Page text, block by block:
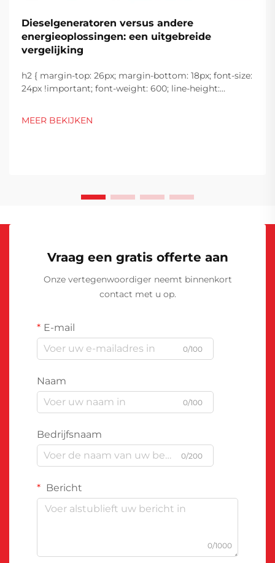
Dieselgeneratoren versus andere
energieoplossingen: een uitgebreide
vergelijking
h2 { margin-top: 26px; margin-bottom: 18px; font-size:
24px !important; font-weight: 600; line-height:
MEER BEKIJKEN
Vraag een gratis offerte aan
Onze vertegenwoordiger neemt binnenkort
contact met u op.
E-mail
0/100
Naam
0/100
Bedrijfsnaam
0/200
Bericht
0/1000